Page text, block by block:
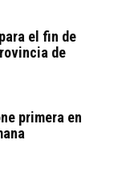
el fin de
de
primera en